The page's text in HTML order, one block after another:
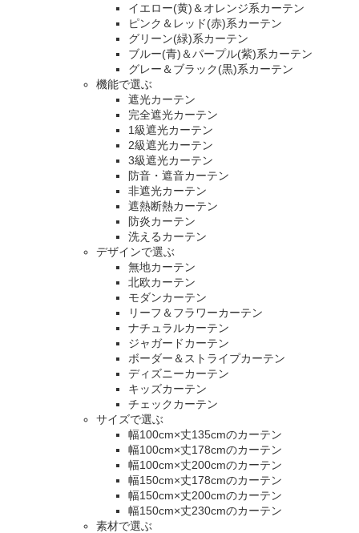
イエロー(黄)＆オレンジ系カーテン
ピンク＆レッド(赤)系カーテン
グリーン(緑)系カーテン
ブルー(青)＆パープル(紫)系カーテン
グレー＆ブラック(黒)系カーテン
機能で選ぶ
遮光カーテン
完全遮光カーテン
1級遮光カーテン
2級遮光カーテン
3級遮光カーテン
防音・遮音カーテン
非遮光カーテン
遮熱断熱カーテン
防炎カーテン
洗えるカーテン
デザインで選ぶ
無地カーテン
北欧カーテン
モダンカーテン
リーフ＆フラワーカーテン
ナチュラルカーテン
ジャガードカーテン
ボーダー＆ストライプカーテン
ディズニーカーテン
キッズカーテン
チェックカーテン
サイズで選ぶ
幅100cm×丈135cmのカーテン
幅100cm×丈178cmのカーテン
幅100cm×丈200cmのカーテン
幅150cm×丈178cmのカーテン
幅150cm×丈200cmのカーテン
幅150cm×丈230cmのカーテン
素材で選ぶ